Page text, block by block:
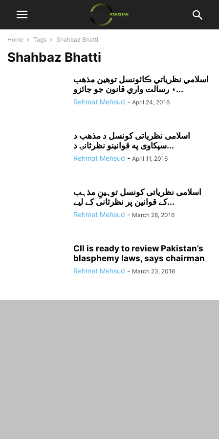
Home Tags Shahbaz Bhatti
Shahbaz Bhatti
اسلامي نظرياتي ڪائونسل توهين مذهب
۽ رسالت واري قانون جو جائزو...
Rehmat Mehsud - April 24, 2016
اسلامى نظرياتى کونسل د مذهب د
سپکاوى په قوانينو نظرثانۍ د...
Rehmat Mehsud - April 11, 2016
اسلامی نظریاتی کونسل توہینِ مذہب
کے قوانین پر نظرثانی کے لیے...
Rehmat Mehsud - March 28, 2016
CII is ready to review Pakistan’s
blasphemy laws, says chairman
Rehmat Mehsud - March 23, 2016